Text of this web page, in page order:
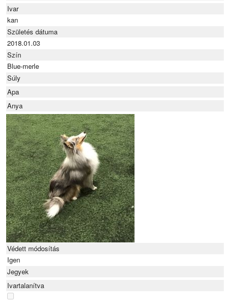
Ivar
kan
Születés dátuma
2018.01.03
Szín
Blue-merle
Súly
Apa
Anya
Védett módosítás
Igen
Jegyek
Ivartalanítva